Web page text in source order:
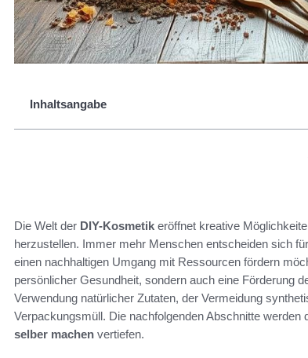
Inhaltsangabe
Die Welt der DIY-Kosmetik eröffnet kreative
herzustellen. Immer mehr Menschen entscheiden sich für
einen nachhaltigen Umgang mit Ressourcen fördern
persönlicher Gesundheit, sondern auch eine Förderung
Verwendung natürlicher Zutaten, der Vermeidung
Verpackungsmüll. Die nachfolgenden Abschnitte werden
selber machen vertiefen.